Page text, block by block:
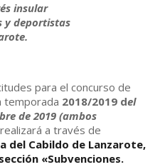
insular
y deportistas
para el concurso de
temporada 2018/2019 del
de 2019 (ambos
a través de
del Cabildo de Lanzarote,
«Subvenciones.